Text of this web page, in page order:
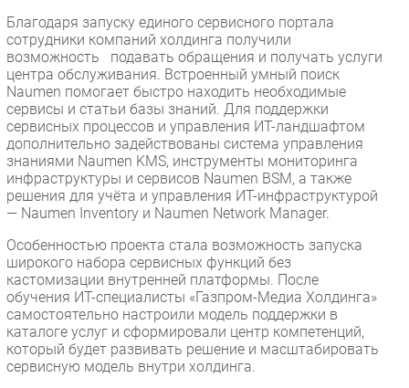
Благодаря запуску единого сервисного портала
сотрудники компаний холдинга получили
возможность подавать обращения и получать услуги
центра обслуживания. Встроенный умный поиск
Naumen помогает быстро находить необходимые
сервисы и статьи базы знаний. Для поддержки
сервисных процессов и управления ИТ-ландшафтом
дополнительно задействованы система управления
знаниями Naumen KMS, инструменты мониторинга
инфраструктуры и сервисов Naumen BSM, а также
решения для учёта и управления ИТ-инфраструктурой
— Naumen Inventory и Naumen Network Manager.
Особенностью проекта стала возможность запуска
широкого набора сервисных функций без
кастомизации внутренней платформы. После
обучения ИТ-специалисты «Газпром-Медиа Холдинга»
самостоятельно настроили модель поддержки в
каталоге услуг и сформировали центр компетенций,
который будет развивать решение и масштабировать
сервисную модель внутри холдинга.